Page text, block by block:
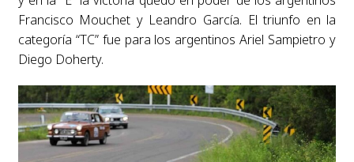
Francisco Mouchet y Leandro García. El triunfo en la
categoría “TC” fue para los argentinos Ariel Sampietro y
Diego Doherty.